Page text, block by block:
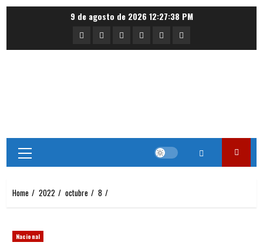
9 de agosto de 2026 12:27:39 PM
PortadaNacionalInternacional
DeportesRegional
Local
Primary
Menu
Home 2022 octubre 8
Nacional